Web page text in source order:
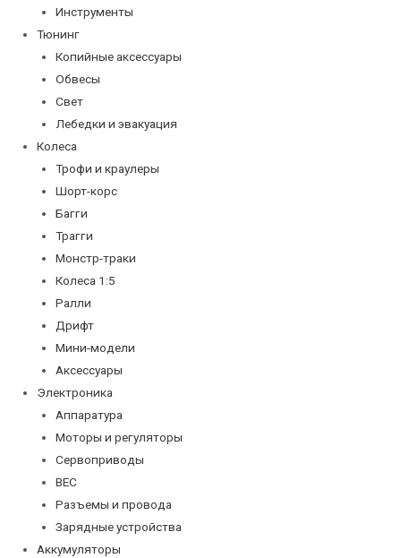
Инструменты
Тюнинг
Копийные аксессуары
Обвесы
Свет
Лебедки и эвакуация
Колеса
Трофи и краулеры
Шорт-корс
Багги
Трагги
Монстр-траки
Колеса 1:5
Ралли
Дрифт
Мини-модели
Аксессуары
Электроника
Аппаратура
Моторы и регуляторы
Сервоприводы
BEC
Разъемы и провода
Зарядные устройства
Аккумуляторы